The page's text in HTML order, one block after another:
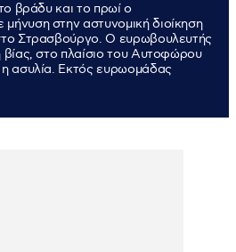
βράδυ και το πρωί ο
στην αστυνομική διοίκηση
Στρασβούργο. Ο ευρωβουλευτής
βίας, στο πλαίσιο του Αυτοφώρου
ασυλία. Εκτός ευρωομάδας